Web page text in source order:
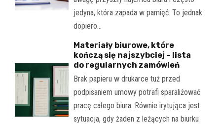
jedyna, która zapada w pamięć. To jednak
dopiero…
Materiały biurowe, które
kończą się najszybciej – lista
do regularnych zamówień
Brak papieru w drukarce tuż przed
podpisaniem umowy potrafi sparaliżować
pracę całego biura. Równie irytująca jest
sytuacja, gdy żaden z leżących na biurku